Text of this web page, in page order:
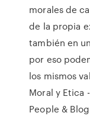
morales de
de la propia
también en
por eso
los mismos
Moral y Etica
People &